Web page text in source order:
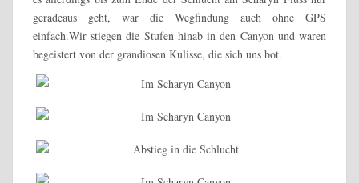
geradeaus geht, war die Wegfindung auch ohne GPS
einfach.Wir stiegen die Stufen hinab in den Canyon und waren
begeistert von der grandiosen Kulisse, die sich uns bot.